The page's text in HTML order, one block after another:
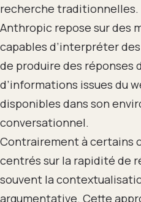
recherche traditionnelles.
Anthropic repose sur des
capables d’interpréter
de produire des réponses
d’informations issues du
disponibles dans son
conversationnel.
Contrairement à certains
centrés sur la rapidité de
souvent la
argumentative. Cette